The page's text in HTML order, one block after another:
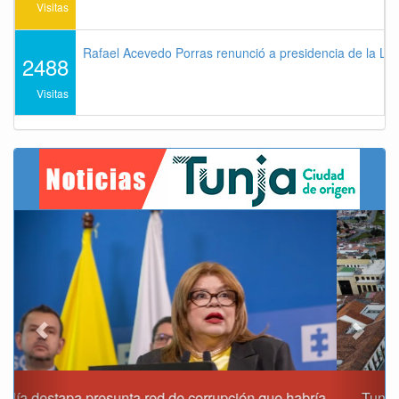
Visitas
2488
Visitas
Rafael Acevedo Porras renunció a presidencia de la
Previous Next